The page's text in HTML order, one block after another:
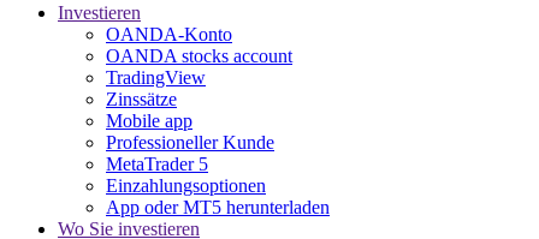
Investieren
OANDA-Konto
OANDA stocks account
TradingView
Zinssätze
Mobile app
Professioneller Kunde
MetaTrader 5
Einzahlungsoptionen
App oder MT5 herunterladen
Wo Sie investieren